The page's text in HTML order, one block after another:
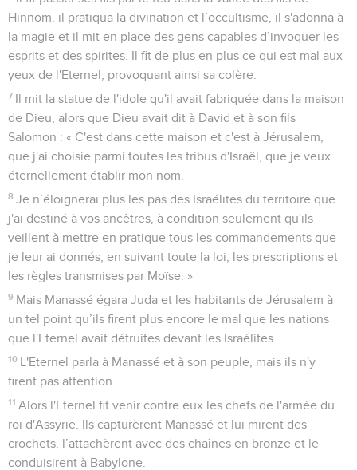
Hinnom, il pratiqua la divination et l’occultisme, il s'adonna à
la magie et il mit en place des gens capables d’invoquer les
esprits et des spirites. Il fit de plus en plus ce qui est mal aux
yeux de l'Eternel, provoquant ainsi sa colère.
7 Il mit la statue de l'idole qu'il avait fabriquée dans la maison
de Dieu, alors que Dieu avait dit à David et à son fils
Salomon : « C'est dans cette maison et c'est à Jérusalem,
que j'ai choisie parmi toutes les tribus d'Israël, que je veux
éternellement établir mon nom.
8 Je n’éloignerai plus les pas des Israélites du territoire que
j'ai destiné à vos ancêtres, à condition seulement qu'ils
veillent à mettre en pratique tous les commandements que
je leur ai donnés, en suivant toute la loi, les prescriptions et
les règles transmises par Moïse. »
9 Mais Manassé égara Juda et les habitants de Jérusalem à
un tel point qu’ils firent plus encore le mal que les nations
que l'Eternel avait détruites devant les Israélites.
10 L'Eternel parla à Manassé et à son peuple, mais ils n'y
firent pas attention.
11 Alors l'Eternel fit venir contre eux les chefs de l'armée du
roi d'Assyrie. Ils capturèrent Manassé et lui mirent des
crochets, l’attachèrent avec des chaînes en bronze et le
conduisirent à Babylone.